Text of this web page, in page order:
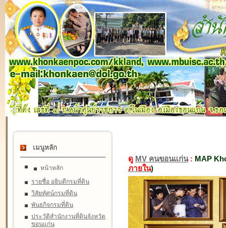
เมนูหลัก
หน้าหลัก
รายชื่อ อธิบดีกรมที่ดิน
วิสัยทัศน์กรมที่ดิน
พันธกิจกรมที่ดิน
ประวัติสำนักงานที่ดินจังหวัด
ขอนแก่น
ดู MV คนขอนแก่น: MAP
ภายใน)